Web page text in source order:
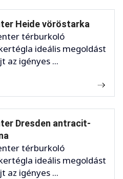
Heide vöröstarka
térburkoló
ideális megoldást
az igényes ...
Dresden antracit-
térburkoló
ideális megoldást
az igényes ...